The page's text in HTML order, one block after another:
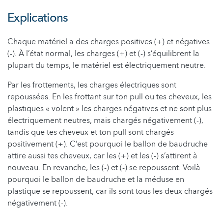
Explications
Chaque matériel a des charges positives (+) et négatives
(-). À l’état normal, les charges (+) et (-) s’équilibrent la
plupart du temps, le matériel est électriquement neutre.
Par les frottements, les charges électriques sont
repoussées. En les frottant sur ton pull ou tes cheveux, les
plastiques « volent » les charges négatives et ne sont plus
électriquement neutres, mais chargés négativement (-),
tandis que tes cheveux et ton pull sont chargés
positivement (+). C’est pourquoi le ballon de baudruche
attire aussi tes cheveux, car les (+) et les (-) s’attirent à
nouveau. En revanche, les (-) et (-) se repoussent. Voilà
pourquoi le ballon de baudruche et la méduse en
plastique se repoussent, car ils sont tous les deux chargés
négativement (-).